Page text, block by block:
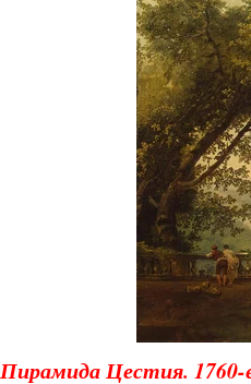
Пирамида Цестия. 1760-